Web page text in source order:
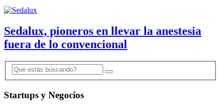
Sedalux, pioneros en llevar la anestesia
fuera de lo convencional
Startups y Negocios